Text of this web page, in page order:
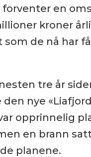
en
kroner
som de nå har
tre år
nye
opprinnelig
en brann
planene.